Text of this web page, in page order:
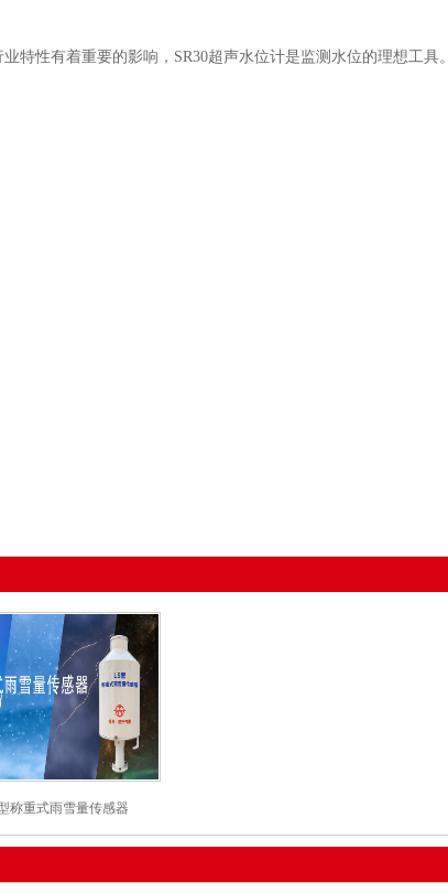
性有着重要的影响，SR30超声水位计是监测水位的理想工具。
称重式雨雪量传感器